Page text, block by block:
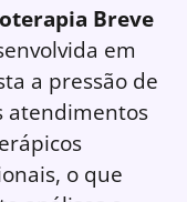
Breve
em
a pressão de
atendimentos
o que